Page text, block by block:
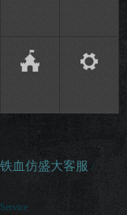
铁血仿盛大客服 /
Service